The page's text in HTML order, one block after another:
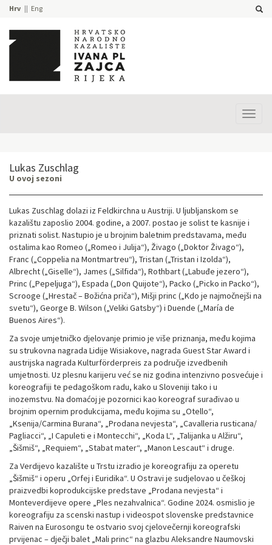
Hrv Eng
Lukas Zuschlag
U ovoj sezoni
Lukas Zuschlag dolazi iz Feldkirchna u Austriji. U ljubljanskom se
kazalištu zaposlio 2004. godine, a 2007. postao je solist te kasnije i
priznati solist. Nastupio je u brojnim baletnim predstavama, među
ostalima kao Romeo („Romeo i Julija“), Živago („Doktor Živago“),
Franc („Coppelia na Montmartreu“), Tristan („Tristan i Izolda“),
Albrecht („Giselle“), James („Silfida“), Rothbart („Labuđe jezero“),
Princ („Pepeljuga“), Espada („Don Quijote“), Packo („Picko in Packo“),
Scrooge („Hrestač – Božićna priča“), Mišji princ („Kdo je najmočnejši na
svetu“), George B. Wilson („Veliki Gatsby“) i Duende („María de
Buenos Aires“).
Za svoje umjetničko djelovanje primio je više priznanja, među kojima
su strukovna nagrada Lidije Wisiakove, nagrada Guest Star Award i
austrijska nagrada Kulturförderpreis za područje izvedbenih
umjetnosti. Uz plesnu karijeru već se niz godina intenzivno posvećuje i
koreografiji te pedagoškom radu, kako u Sloveniji tako i u
inozemstvu. Na domaćoj je pozornici kao koreograf surađivao u
brojnim opernim produkcijama, među kojima su „Otello“,
„Ksenija/Carmina Burana“, „Prodana nevjesta“, „Cavalleria rusticana/
Pagliacci“, „I Capuleti e i Montecchi“, „Koda L“, „Talijanka u Alžiru“,
„Šišmiš“, „Requiem“, „Stabat mater“, „Manon Lescaut“ i druge.
Za Verdijevo kazalište u Trstu izradio je koreografiju za operetu
„Šišmiš“ i operu „Orfej i Euridika“. U Ostravi je sudjelovao u češkoj
praizvedbi koprodukcijske predstave „Prodana nevjesta“ i
Monteverdijeve opere „Ples nezahvalnica“. Godine 2024. osmislio je
koreografiju za scenski nastup i videospot slovenske predstavnice
Raiven na Eurosongu te ostvario svoj cjelovečernji koreografski
prvijenac – dječji balet „Mali princ“ na glazbu Aleksandre Naumovski